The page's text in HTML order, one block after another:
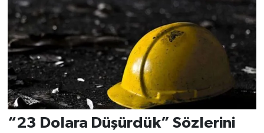
“23 Dolara Düşürdük” Sözlerini